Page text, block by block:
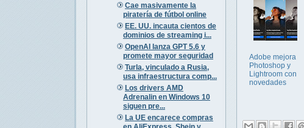
Cae masivamente la
piratería de fútbol online
EE. UU. incauta cientos de
dominios de streaming i...
OpenAI lanza GPT 5.6 y
promete mayor seguridad
Turla, vinculado a Rusia,
usa infraestructura comp...
Los drivers AMD
Adrenalin en Windows 10
siguen pre...
La UE encarece compras
Adobe mejora
Photoshop y
Lightroom con
novedades